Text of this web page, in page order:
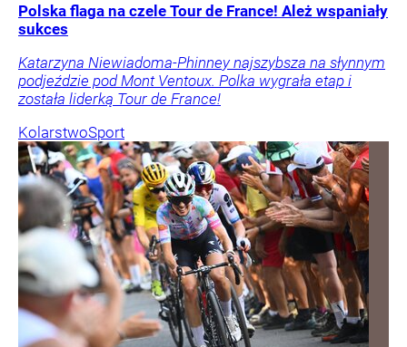
Polska flaga na czele Tour de France! Ależ wspaniały
sukces
Katarzyna Niewiadoma-Phinney najszybsza na słynnym
podjeździe pod Mont Ventoux. Polka wygrała etap i
została liderką Tour de France!
KolarstwoSport